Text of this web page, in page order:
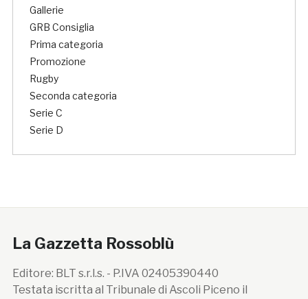
Gallerie
GRB Consiglia
Prima categoria
Promozione
Rugby
Seconda categoria
Serie C
Serie D
La Gazzetta Rossoblù
Editore: BLT s.r.l.s. - P.IVA 02405390440
Testata iscritta al Tribunale di Ascoli Piceno il